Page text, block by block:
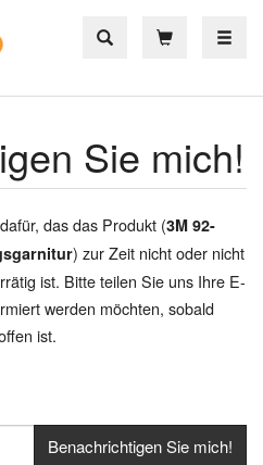
Sie mich!
das das Produkt (3M 92-
) zur Zeit nicht oder nicht
ist. Bitte teilen Sie uns Ihre E-
werden möchten, sobald
ist.